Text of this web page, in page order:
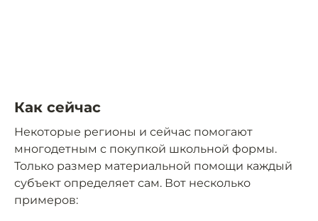
Как сейчас
Некоторые регионы и сейчас помогают
многодетным с покупкой школьной формы.
Только размер материальной помощи каждый
субъект определяет сам. Вот несколько
примеров: